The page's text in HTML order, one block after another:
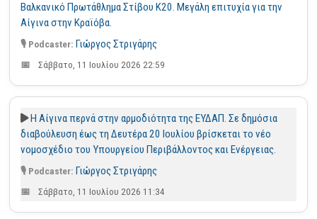
Βαλκανικό Πρωτάθλημα Στίβου Κ20. Μεγάλη επιτυχία για την
Αίγινα στην Κραϊόβα.
Γιώργος Στριγάρης
Σάββατο, 11 Ιουλίου 2026 22:59
Η Αίγινα περνά στην αρμοδιότητα της ΕΥΔΑΠ. Σε δημόσια
διαβούλευση έως τη Δευτέρα 20 Ιουλίου βρίσκεται το νέο
νομοσχέδιο του Υπουργείου Περιβάλλοντος και Ενέργειας.
Γιώργος Στριγάρης
Σάββατο, 11 Ιουλίου 2026 11:34